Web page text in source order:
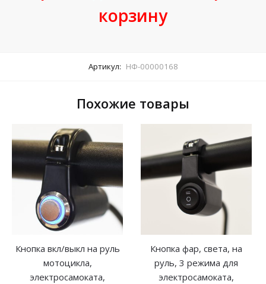
корзину
Артикул: НФ-00000168
Похожие товары
Кнопка вкл/выкл на руль
мотоцикла,
электросамоката,
Кнопка фар, света, на
руль, 3 режима для
электросамоката,